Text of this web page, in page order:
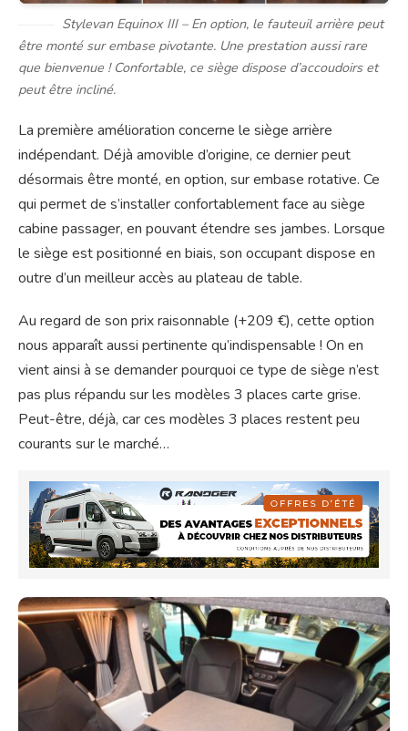
Stylevan Equinox III – En option, le fauteuil arrière peut
être monté sur embase pivotante. Une prestation aussi rare
que bienvenue ! Confortable, ce siège dispose d’accoudoirs et
peut être incliné.
La première amélioration concerne le siège arrière
indépendant. Déjà amovible d’origine, ce dernier peut
désormais être monté, en option, sur embase rotative. Ce
qui permet de s’installer confortablement face au siège
cabine passager, en pouvant étendre ses jambes. Lorsque
le siège est positionné en biais, son occupant dispose en
outre d’un meilleur accès au plateau de table.
Au regard de son prix raisonnable (+209 €), cette option
nous apparaît aussi pertinente qu’indispensable ! On en
vient ainsi à se demander pourquoi ce type de siège n’est
pas plus répandu sur les modèles 3 places carte grise.
Peut-être, déjà, car ces modèles 3 places restent peu
courants sur le marché…